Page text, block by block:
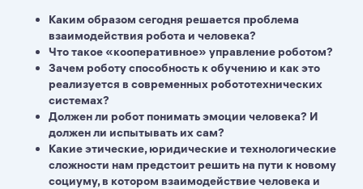
Каким образом сегодня решается проблема
взаимодействия робота и человека?
Что такое «кооперативное» управление роботом?
Зачем роботу способность к обучению и как это
реализуется в современных робототехнических
системах?
Должен ли робот понимать эмоции человека? И
должен ли испытывать их сам?
Какие этические, юридические и технологические
сложности нам предстоит решить на пути к новому
социуму, в котором взаимодействие человека и